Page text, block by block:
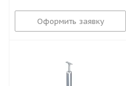
Оформить заявку